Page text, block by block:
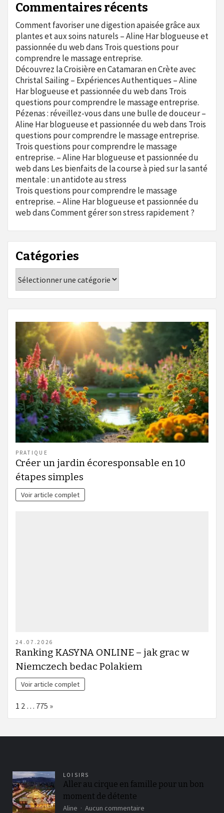
Commentaires récents
Comment favoriser une digestion apaisée grâce aux
plantes et aux soins naturels – Aline Har blogueuse et
passionnée du webdans Trois questions pour
comprendre le massage entreprise.
Découvrez la Croisière en Catamaran en Crète avec
Christal Sailing – Expériences Authentiques – Aline
Har blogueuse et passionnée du webdans Trois
questions pour comprendre le massage entreprise.
Pézenas : réveillez-vous dans une bulle de douceur –
Aline Har blogueuse et passionnée du webdans Trois
questions pour comprendre le massage entreprise.
Trois questions pour comprendre le massage
entreprise. – Aline Har blogueuse et passionnée du
webdans Les bienfaits de la course à pied sur la santé
mentale : un antidote au stress
Trois questions pour comprendre le massage
entreprise. – Aline Har blogueuse et passionnée du
webdansComment gérer son stress rapidement ?
Catégories
PRATIQUE
Créer un jardin écoresponsable en 10
étapes simples
Voir article complet
24.07.2026
Ranking KASYNA ONLINE – jak grac w
Niemczech bedac Polakiem
Voir article complet
Page:
1 2 … 775 Next
»
LOISIRS
Aller au cirque en famille pour un bon
moment de détente
Aline Aucun commentaire